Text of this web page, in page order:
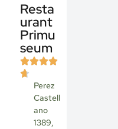
Resta
urant
Primu
seum
Perez
Castell
ano
1389,